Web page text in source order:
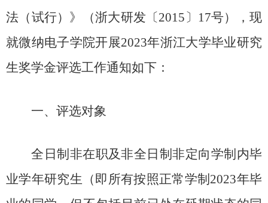
法（试行）》（浙大研发〔2015 〕 17号），现
就微纳电子学院开展2023年浙江大学毕业研究
生奖学金评选工作通知如下：
一、评选对象
全日制非在职及非全日制非定向学制内毕
业学年研究生（即所有按照正常学制 2023年毕